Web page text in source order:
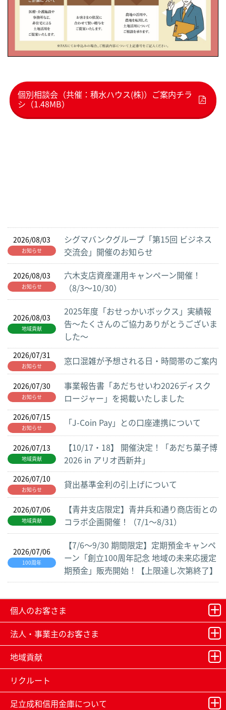
個別相談会（共催：積水ハウス(株)）ご案内チラ
シ（1.48MB）
2026/08/03
お知らせ
シグマバンクグループ「第15回 ビジネス
交流会」開催のお知らせ
2026/08/03
お知らせ
六木支店資産運用キャンペーン開催！
（8/3～10/30）
2026/08/03
地域貢献
2025年度「おせっかいボックス」実績報
告～たくさんのご協力ありがとうございま
した～
2026/07/31
お知らせ 窓口混雑が予想される日・時間帯のご案内
2026/07/30
お知らせ
事業報告書「あだちせいわ2026ディスク
ロージャー」を掲載いたしました
2026/07/15
お知らせ 「J-Coin Pay」との口座連携について
2026/07/13
地域貢献
【10/17・18】 開催決定！「あだち菓子博
2026 in アリオ西新井」
2026/07/10
お知らせ 貸出基準金利の引上げについて
2026/07/06
地域貢献
【青井支店限定】青井兵和通り商店街との
コラボ企画開催！（7/1～8/31）
2026/07/06
100周年
【7/6～9/30 期間限定】定期預金キャンペ
ーン「創立100周年記念 地域の未来応援定
期預金」販売開始！【上限達し次第終了】
個人のお客さま
法人・事業主のお客さま
地域貢献
リクルート
足立成和信用金庫について